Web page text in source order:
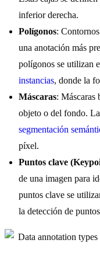
inferior derecha.
Polígonos:
una anotación más
polígonos se utilizan
instancias, donde la
Máscaras: Máscaras
objeto o del fondo.
segmentación
píxel.
Puntos clave
de una imagen para
puntos clave se
la detección de